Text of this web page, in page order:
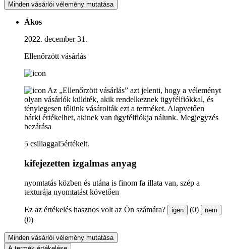
Minden vásárlói vélemény mutatása
Ákos
2022. december 31.
Ellenőrzött vásárlás
Az „Ellenőrzött vásárlás” azt jelenti, hogy a véleményt
olyan vásárlók küldték, akik rendelkeznek ügyfélfiókkal, és
ténylegesen tőlünk vásárolták ezt a terméket. Alapvetően
bárki értékelhet, akinek van ügyfélfiókja nálunk. Megjegyzés
bezárása
5 csillaggal5értékelt.
kifejezetten izgalmas anyag
nyomtatás közben és utána is finom fa illata van, szép a
texturája nyomtatást követően
Ez az értékelés hasznos volt az Ön számára? igen (0) nem
(0)
Minden vásárlói vélemény mutatása